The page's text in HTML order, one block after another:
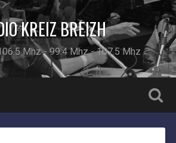
KREIZ BREIZH
Mhz - 99.4 Mhz - 107.5 Mhz